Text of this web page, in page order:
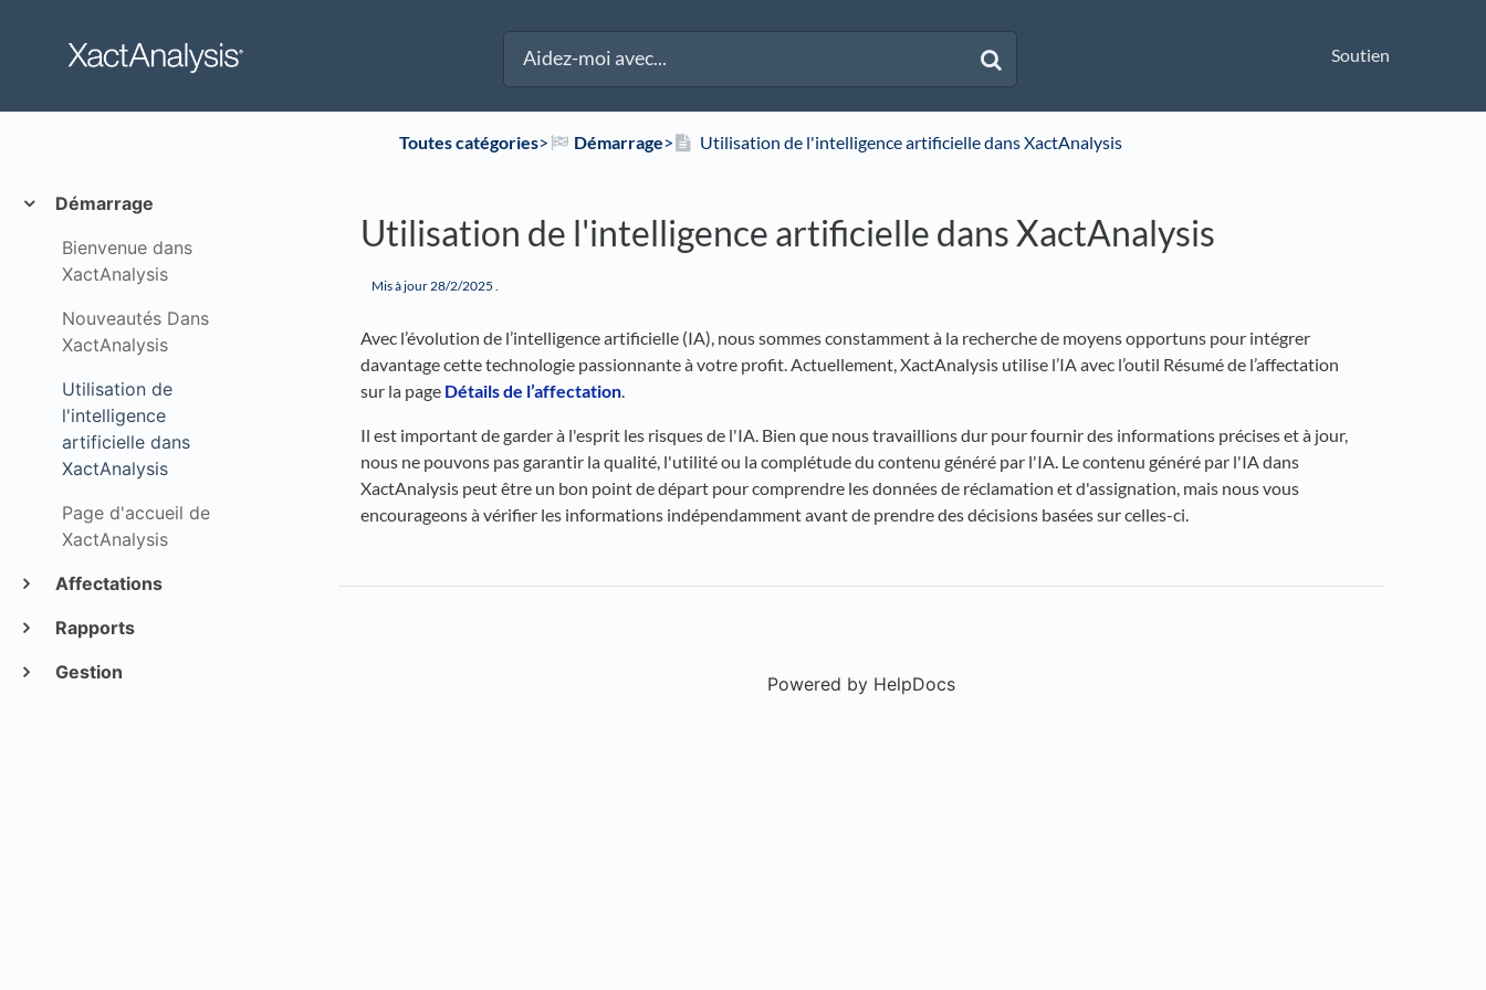
Soutien
Démarrage
Bienvenue dans
XactAnalysis
Nouveautés Dans
XactAnalysis
Utilisation de
l'intelligence
artificielle dans
XactAnalysis
Page d'accueil de
XactAnalysis
Affectations
Rapports
Gestion
Toutes catégories​>​ ​Démarrage​>​ Utilisation de l'intelligence artificielle dans XactAnalysis
Utilisation de l'intelligence artificielle dans XactAnalysis
Mis à jour28/2/2025 .
Avec l’évolution de l’intelligence artificielle (IA), nous sommes constamment à la recherche de moyens opportuns pour intégrer
davantage cette technologie passionnante à votre profit. Actuellement, XactAnalysis utilise l’IA avec l’outil Résumé de l’affectation
sur la page Détails de l’affectation.
Il est important de garder à l'esprit les risques de l'IA. Bien que nous travaillions dur pour fournir des informations précises et à jour,
nous ne pouvons pas garantir la qualité, l'utilité ou la complétude du contenu généré par l'IA. Le contenu généré par l'IA dans
XactAnalysis peut être un bon point de départ pour comprendre les données de réclamation et d'assignation, mais nous vous
encourageons à vérifier les informations indépendamment avant de prendre des décisions basées sur celles-ci.
Powered by HelpDocs